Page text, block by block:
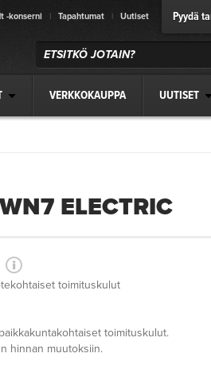
-konserni | Tapahtumat | Uutiset Pyydä
VERKKOKAUPPA UUTISET
ELECTRIC
toimituskulut
toimituskulut.
hinnan muutoksiin.